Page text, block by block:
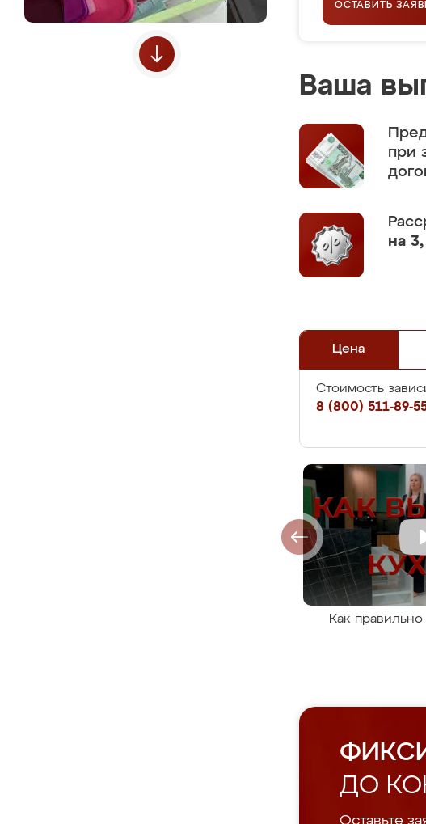
ОСТАВИТЬ
Ваша
при
на
Цена
Стоимость
8 (800) 511-89-
Как
ДО
Оставьте